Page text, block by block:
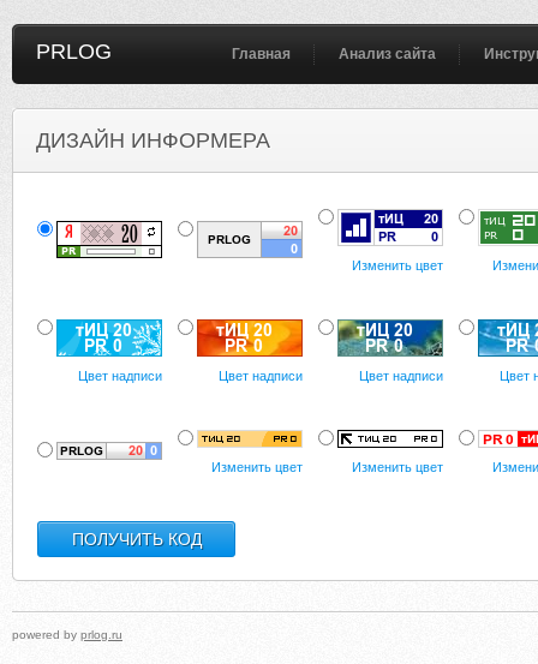
PRLOG Главная Анализ сайта
ДИЗАЙН ИНФОРМЕРА
Изменить цвет
Цвет надписи Цвет надписи Цвет надписи Цвет
Изменить цвет Изменить цвет
powered by prlog.ru